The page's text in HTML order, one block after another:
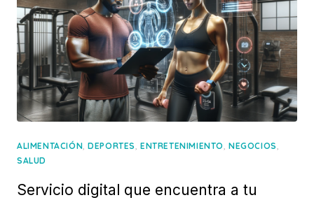
ALIMENTACIÓN,DEPORTES,ENTRETENIMIENTO,NEGOCIOS,
SALUD
Servicio digital que encuentra a tu